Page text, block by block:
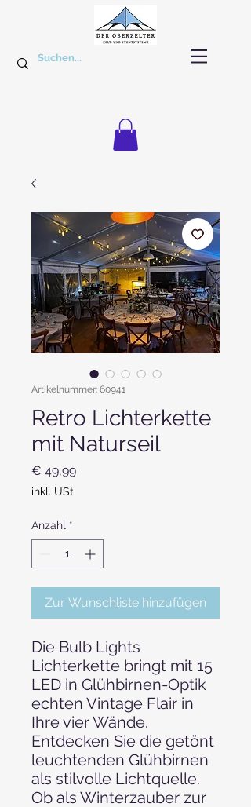
Artikelnummer: 60941
Retro Lichterkette
mit Naturseil
€ 49,99Preis
inkl. USt
Anzahl *
Zur Wunschliste hinzufügen
Die Bulb Lights
Lichterkette bringt mit 15
LED in Glühbirnen-Optik
echten Vintage Flair in
Ihre vier Wände.
Entdecken Sie die getönt
leuchtenden Glühbirnen
als stilvolle Lichtquelle.
Ob als Winterzauber zur